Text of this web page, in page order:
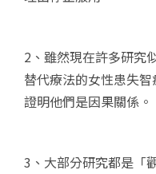
2、雖然現在許多研究
替代療法的女性患失
證明他們是因果關係。
3、大部分研究都是「